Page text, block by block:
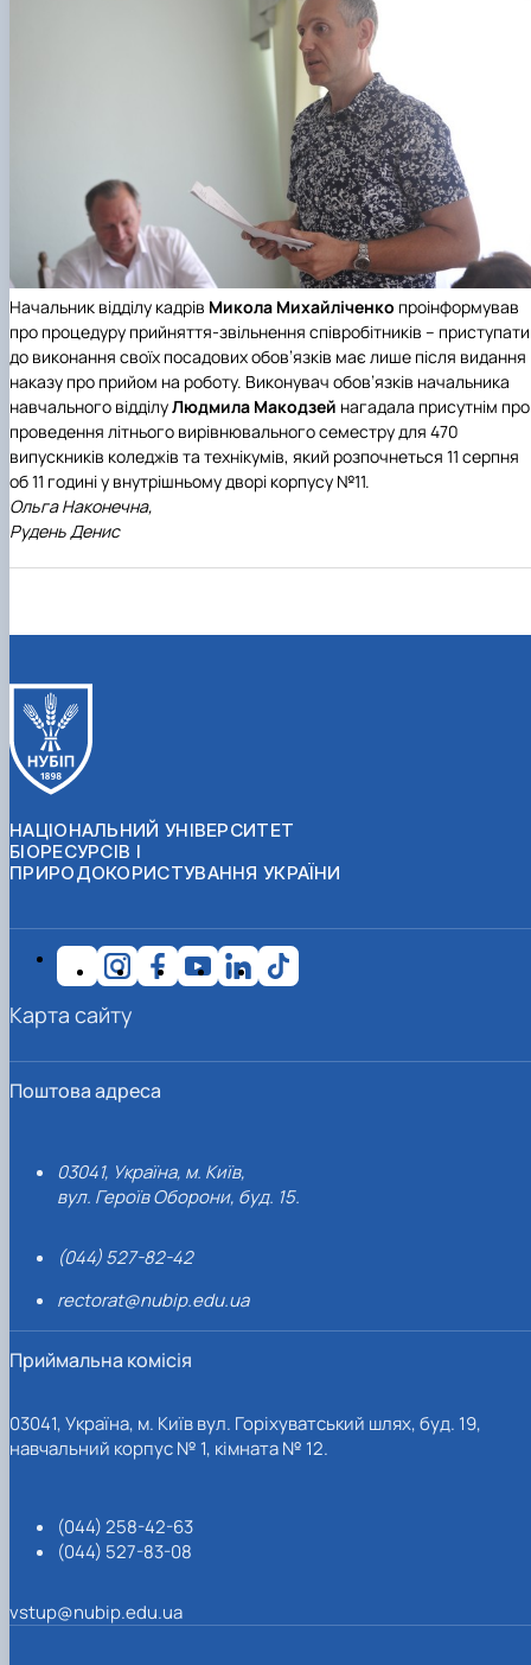
Начальник відділу кадрів Микола Михайліченко проінформував
про процедуру прийняття-звільнення співробітників – приступати
до виконання своїх посадових обов’язків має лише після видання
наказу про прийом на роботу. Виконувач обов’язків начальника
навчального відділуЛюдмила Макодзей нагадала присутнім про
проведення літнього вирівнювального семестру для 470
випускників коледжів та технікумів, який розпочнеться 11 серпня
об 11 годині у внутрішньому дворі корпусу №11.
Ольга Наконечна,
Рудень Денис
НАЦІОНАЛЬНИЙ УНІВЕРСИТЕТ
БІОРЕСУРСІВ І
ПРИРОДОКОРИСТУВАННЯ УКРАЇНИ
Поштова адреса
03041, Україна, м. Київ,
вул. Героїв Оборони, буд. 15.
(044) 527-82-42
rectorat@nubip.edu.ua
Приймальна комісія
03041, Україна, м. Київ вул. Горіхуватський шлях, буд. 19,
навчальний корпус № 1, кімната № 12.
(044) 258-42-63
(044) 527-83-08
vstup@nubip.edu.ua
Карта сайту